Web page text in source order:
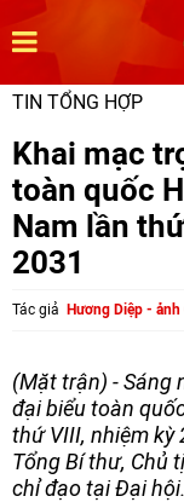
TIN TỔNG HỢP
Khai mạc
toàn quốc
Nam lần
2031
Tác giả Hương Diệp -
(Mặt trận) - Sáng
đại biểu toàn
thứ VIII, nhiệm kỳ
Tổng Bí thư, Chủ
chỉ đạo tại Đại hội.